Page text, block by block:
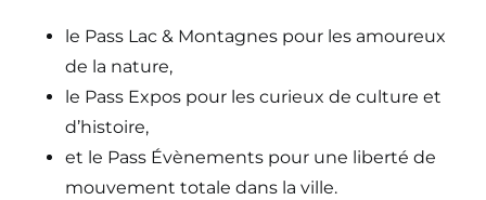
le Pass Lac & Montagnes pour les amoureux
de la nature,
le Pass Expos pour les curieux de culture et
d’histoire,
et le Pass Évènements pour une liberté de
mouvement totale dans la ville.